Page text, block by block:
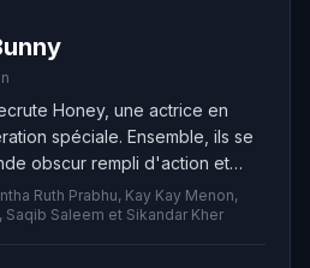
Honey, une actrice en
spéciale. Ensemble, ils se
obscur rempli d'action et
abondent. Plusieurs
Bunny font équipe une
la protection de leur fille,
Ruth Prabhu, Kay Kay Menon,
Saqib Saleem et Sikandar Kher